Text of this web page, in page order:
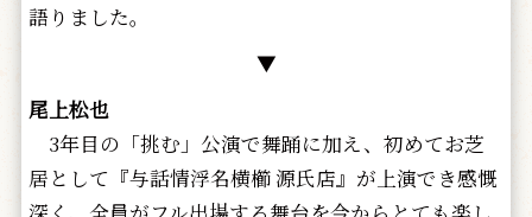
語りました。
▼
尾上松也
3年目の「挑む」公演で舞踊に加え、初めてお芝
居として『与話情浮名横櫛 源氏店』が上演でき感慨